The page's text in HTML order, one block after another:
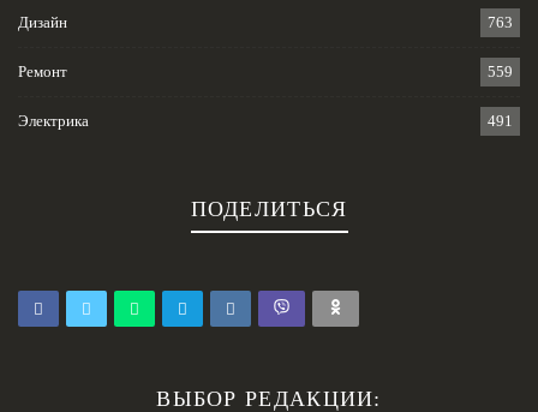
Дизайн 763
Ремонт 559
Электрика 491
ПОДЕЛИТЬСЯ
ВЫБОР РЕДАКЦИИ: